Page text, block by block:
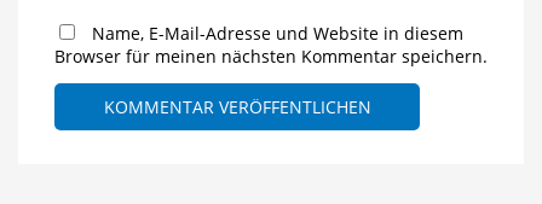
Name, E-Mail-Adresse und Website in diesem
Browser für meinen nächsten Kommentar speichern.